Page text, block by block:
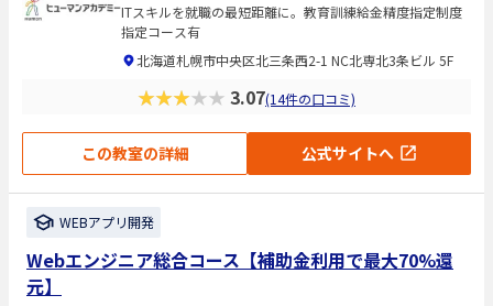
ITスキルを就職の最短距離に。教育訓練給金精度指定制度
指定コース有
北海道札幌市中央区北三条西2-1 NC北専北3条ビル 5F
★★★★★ 3.07(14件の口コミ)
この教室の詳細 公式サイトへ
WEBアプリ開発
Webエンジニア総合コース【補助金利用で最大70%還
元】